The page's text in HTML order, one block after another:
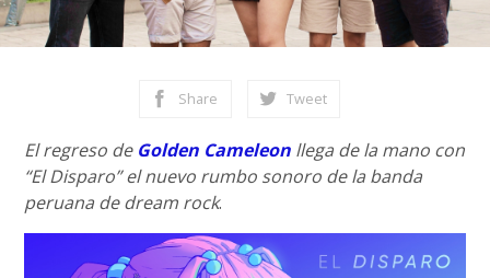
Share Tweet
El regreso de Golden Cameleon llega de la mano con
“El Disparo” el nuevo rumbo sonoro de la banda
peruana de dream rock.